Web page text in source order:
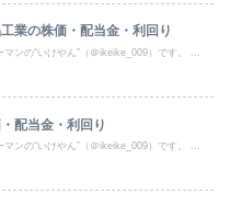
業の株価・配当金・利回り
ンの“いけやん”（＠ikeike_009）です。 ...
配当金・利回り
ンの“いけやん”（＠ikeike_009）です。 ...